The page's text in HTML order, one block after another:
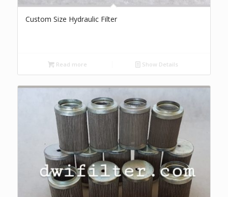
Custom Size Hydraulic Filter
Read more Show Details